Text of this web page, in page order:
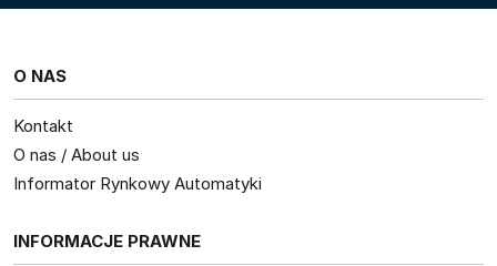
O NAS
Kontakt
O nas / About us
Informator Rynkowy Automatyki
INFORMACJE PRAWNE